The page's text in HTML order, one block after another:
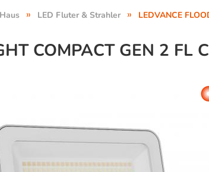
» LED Fluter & Strahler » LEDVANCE
COMPACT GEN 2